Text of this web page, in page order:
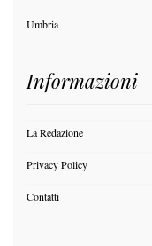
Umbria
Informazioni
La Redazione
Privacy Policy
Contatti